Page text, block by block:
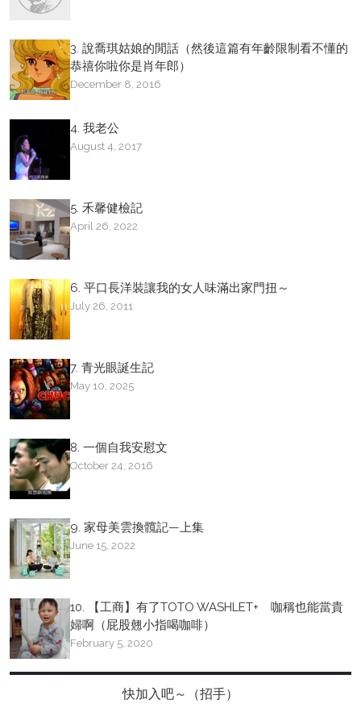
3. 說喬琪姑娘的閒話（然後這篇有年齡限制看不懂的
恭禧你啦你是肖年郎）
December 8, 2016
4. 我老公
August 4, 2017
5. 禾馨健檢記
April 26, 2022
6. 平口長洋裝讓我的女人味滿出家門扭～
July 26, 2011
7. 青光眼誕生記
May 10, 2025
8. 一個自我安慰文
October 24, 2016
9. 家母美雲換髖記—上集
June 15, 2022
10. 【工商】有了TOTO WASHLET+ 咖稱也能當貴
婦啊（屁股翹小指喝咖啡）
February 5, 2020
快加入吧～（招手）